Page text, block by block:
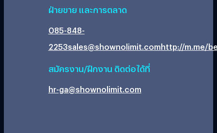
ฝ่ายขาย และการตลาด
085-848-
2253sales@shownolimit.comhttp://m.me/
สมัครงาน/ฝึกงาน ติดต่อได้ที่
hr-ga@shownolimit.com